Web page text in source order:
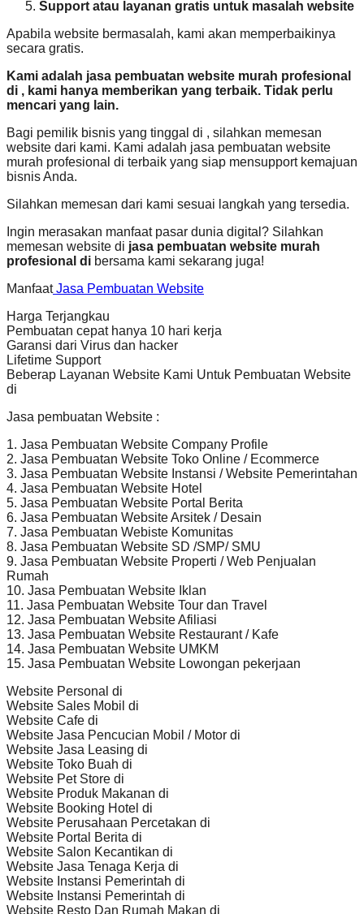
Support atau layanan gratis untuk masalah website
Apabila website bermasalah, kami akan memperbaikinya
secara gratis.
Kami adalah jasa pembuatan website murah profesional
di , kami hanya memberikan yang terbaik. Tidak perlu
mencari yang lain.
Bagi pemilik bisnis yang tinggal di , silahkan memesan
website dari kami. Kami adalah jasa pembuatan website
murah profesional di terbaik yang siap mensupport kemajuan
bisnis Anda.
Silahkan memesan dari kami sesuai langkah yang tersedia.
Ingin merasakan manfaat pasar dunia digital? Silahkan
memesan website di jasa pembuatan website murah
profesional di bersama kami sekarang juga!
ManfaatJasa Pembuatan Website
Harga Terjangkau
Pembuatan cepat hanya 10 hari kerja
Garansi dari Virus dan hacker
Lifetime Support
Beberap Layanan Website Kami Untuk Pembuatan Website
di
Jasa pembuatan Website :
1. Jasa Pembuatan Website Company Profile
2. Jasa Pembuatan Website Toko Online / Ecommerce
3. Jasa Pembuatan Website Instansi / Website Pemerintahan
4. Jasa Pembuatan Website Hotel
5. Jasa Pembuatan Website Portal Berita
6. Jasa Pembuatan Website Arsitek / Desain
7. Jasa Pembuatan Webiste Komunitas
8. Jasa Pembuatan Website SD /SMP/ SMU
9. Jasa Pembuatan Website Properti / Web Penjualan
Rumah
10. Jasa Pembuatan Website Iklan
11. Jasa Pembuatan Website Tour dan Travel
12. Jasa Pembuatan Website Afiliasi
13. Jasa Pembuatan Website Restaurant / Kafe
14. Jasa Pembuatan Website UMKM
15. Jasa Pembuatan Website Lowongan pekerjaan
Website Personal di
Website Sales Mobil di
Website Cafe di
Website Jasa Pencucian Mobil / Motor di
Website Jasa Leasing di
Website Toko Buah di
Website Pet Store di
Website Produk Makanan di
Website Booking Hotel di
Website Perusahaan Percetakan di
Website Portal Berita di
Website Salon Kecantikan di
Website Jasa Tenaga Kerja di
Website Instansi Pemerintah di
Website Instansi Pemerintah di
Website Resto Dan Rumah Makan di